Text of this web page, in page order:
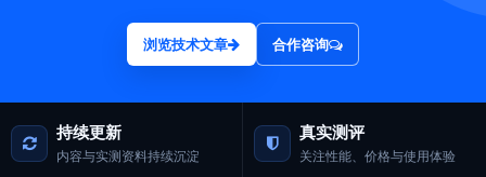
浏览技术文章 合作咨询
持续更新
内容与实测资料持续沉淀
真实测评
关注性能、价格与使用体验